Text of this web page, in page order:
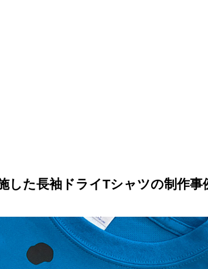
した長袖ドライTシャツの制作事